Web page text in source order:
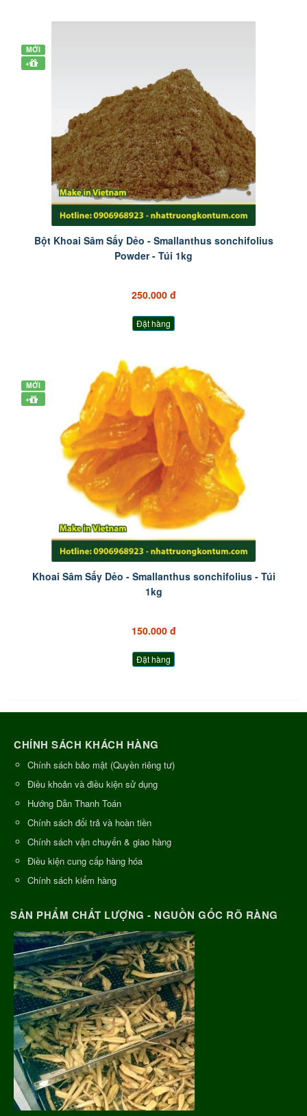
MỚI
+
Bột Khoai Sâm Sấy Dẻo - Smallanthus sonchifolius
Powder - Túi 1kg
250.000 đ
Đặt hàng
MỚI
+
Khoai Sâm Sấy Dẻo - Smallanthus sonchifolius - Túi
1kg
150.000 đ
Đặt hàng
CHÍNH SÁCH KHÁCH HÀNG
Chính sách bảo mật (Quyền riêng tư)
Điều khoản và điều kiện sử dụng
Hướng Dẫn Thanh Toán
Chính sách đổi trả và hoàn tiền
Chính sách vận chuyển & giao hàng
Điều kiện cung cấp hàng hóa
Chính sách kiểm hàng
SẢN PHẨM CHẤT LƯỢNG - NGUỒN GỐC RÕ RÀNG